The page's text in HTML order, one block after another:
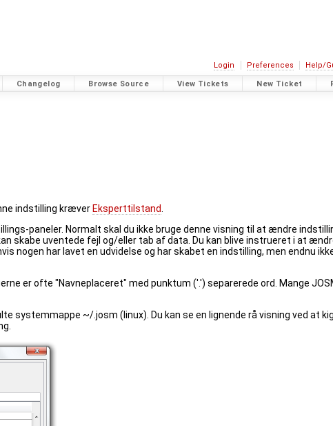
Login Preferences Help/
Changelog Browse Source View Tickets New Ticket
indstilling kræver Eksperttilstand
paneler. Normalt skal du ikke bruge denne visning til at ændre
skabe uventede fejl og/eller tab af data. Du kan blive instrueret i at
nogen har lavet en udvidelse og har skabet en indstilling, men endnu
er ofte "Navneplaceret" med punktum ('.') separerede ord. Mange
systemmappe ~/.josm (linux). Du kan se en lignende rå visning ved at